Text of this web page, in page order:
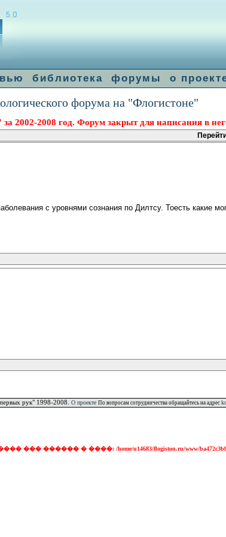
библиотека форумы о
форума на "Флогистоне"
2002-2008 год. Форум закрыт для написания в
с уровнями сознания по Дилтсу. Тоесть какие
рук" 1998-2008. О проекте По вопросам сотрудничества обращайтесь на адрес
� ����: /home/u14683/flogiston.ru/www/